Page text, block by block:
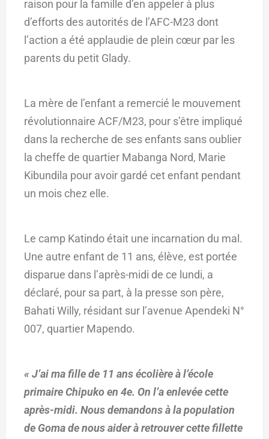
raison pour la famille d’en appeler à plus
d’efforts des autorités de l’AFC-M23 dont
l’action a été applaudie de plein cœur par les
parents du petit Glady.
La mère de l’enfant a remercié le mouvement
révolutionnaire ACF/M23, pour s’être impliqué
dans la recherche de ses enfants sans oublier
la cheffe de quartier Mabanga Nord, Marie
Kibundila pour avoir gardé cet enfant pendant
un mois chez elle.
Le camp Katindo était une incarnation du mal.
Une autre enfant de 11 ans, élève, est portée
disparue dans l’après-midi de ce lundi, a
déclaré, pour sa part, à la presse son père,
Bahati Willy, résidant sur l’avenue Apendeki N°
007, quartier Mapendo.
« J’ai ma fille de 11 ans écolière à l’école
primaire Chipuko en 4e. On l’a enlevée cette
après-midi. Nous demandons à la population
de Goma de nous aider à retrouver cette fillette